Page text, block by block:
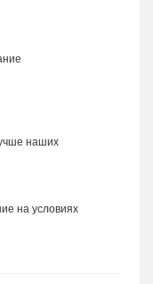
наших
на условиях